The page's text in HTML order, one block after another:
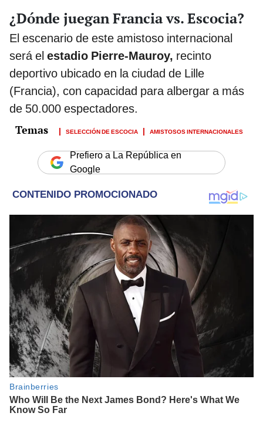
¿Dónde juegan Francia vs. Escocia?
El escenario de este amistoso internacional
será el estadio Pierre-Mauroy, recinto
deportivo ubicado en la ciudad de Lille
(Francia), con capacidad para albergar a más
de 50.000 espectadores.
SELECCIÓN DE ESCOCIA AMISTOSOS INTERNACIONALES
Prefiero a La República en
Google